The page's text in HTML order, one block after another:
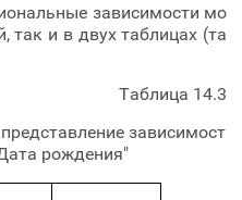
зависимости мо
так и в двух таблицах (та
Таблица 14.3
зависимост
рождения"